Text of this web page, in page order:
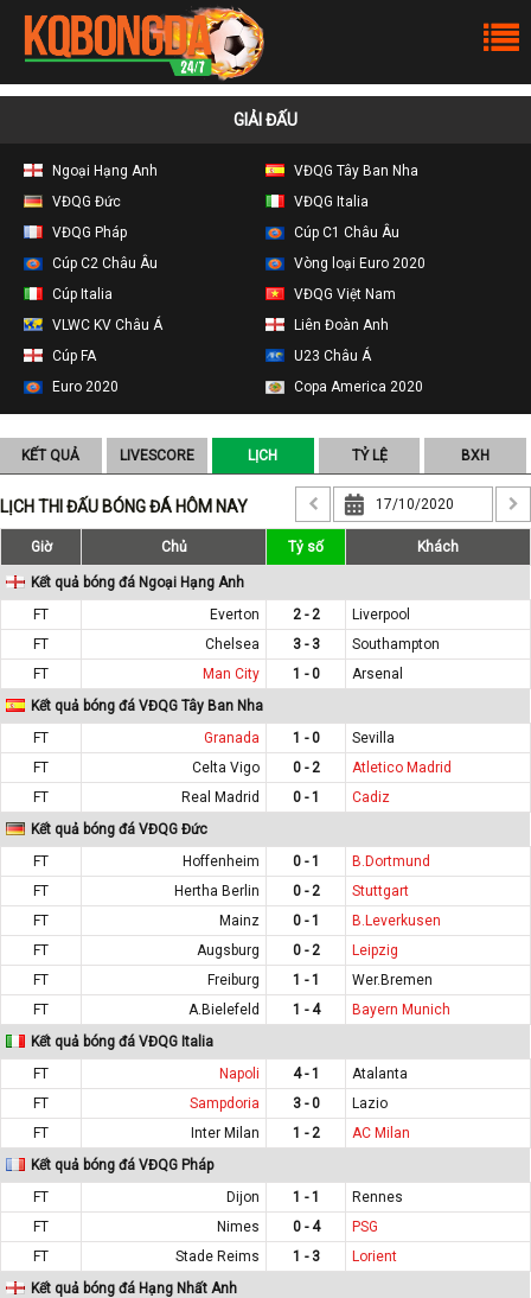
GIẢI ĐẤU
Ngoại Hạng Anh
VĐQG Tây Ban Nha
VĐQG Đức
VĐQG Italia
VĐQG Pháp
Cúp C1 Châu Âu
Cúp C2 Châu Âu
Vòng loại Euro 2020
Cúp Italia
VĐQG Việt Nam
VLWC KV Châu Á
Liên Đoàn Anh
Cúp FA
U23 Châu Á
Euro 2020
Copa America 2020
KẾT QUẢ LIVESCORE LỊCH TỶ LỆ BXH
LỊCH THI ĐẤU BÓNG ĐÁ HÔM NAY
Giờ Chủ Tỷ số Khách
Kết quả bóng đá Ngoại Hạng Anh
FT
Everton 2 - 2
Liverpool
FT
Chelsea 3 - 3
Southampton
FT
Man City 1 - 0
Arsenal
Kết quả bóng đá VĐQG Tây Ban Nha
FT
Granada 1 - 0
Sevilla
FT
Celta Vigo 0 - 2
Atletico Madrid
FT
Real Madrid 0 - 1
Cadiz
Kết quả bóng đá VĐQG Đức
FT
Hoffenheim 0 - 1
B.Dortmund
FT
Hertha Berlin 0 - 2
Stuttgart
FT
Mainz 0 - 1
B.Leverkusen
FT
Augsburg 0 - 2
Leipzig
FT
Freiburg 1 - 1
Wer.Bremen
FT
A.Bielefeld 1 - 4
Bayern Munich
Kết quả bóng đá VĐQG Italia
FT
Napoli 4 - 1
Atalanta
FT
Sampdoria 3 - 0
Lazio
FT
Inter Milan 1 - 2
AC Milan
Kết quả bóng đá VĐQG Pháp
FT
Dijon 1 - 1
Rennes
FT
Nimes 0 - 4
PSG
FT
Stade Reims 1 - 3
Lorient
Kết quả bóng đá Hạng Nhất Anh